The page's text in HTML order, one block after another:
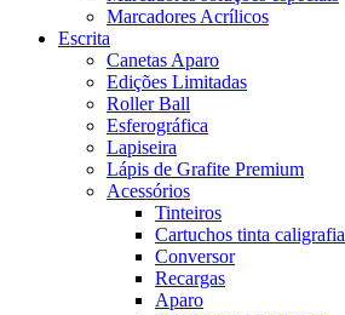
Marcadores Acrílicos
Escrita
Canetas Aparo
Edições Limitadas
Roller Ball
Esferográfica
Lapiseira
Lápis de Grafite Premium
Acessórios
Tinteiros
Cartuchos tinta caligrafia
Conversor
Recargas
Aparo